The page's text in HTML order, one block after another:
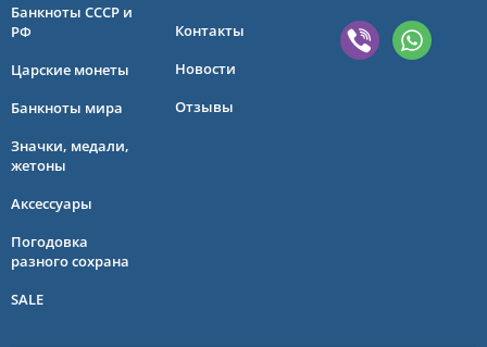
Банкноты СССР и
РФ
Царские монеты
Банкноты мира
Значки, медали,
жетоны
Аксессуары
Погодовка
разного сохрана
SALE
Контакты
Новости
Отзывы